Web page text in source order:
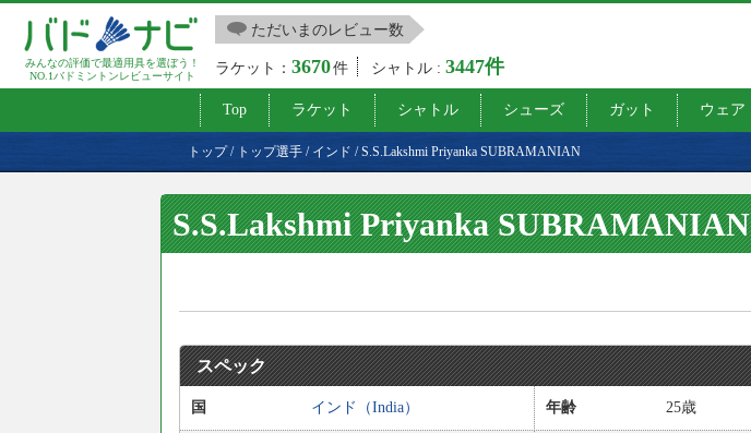
みんなの評価で最適用具を選ぼう！
NO.1バドミントンレビューサイト
ただいまのレビュー数
ラケット：3670件 シャトル :3447件
Top ラケット シャトル シューズ ガット ウェア
トップ/ トップ選手 / インド /S.S.Lakshmi Priyanka SUBRAMANIAN
S.S.Lakshmi Priyanka SUBRAMANIAN
スペック
国 インド（India） 年齢 25歳